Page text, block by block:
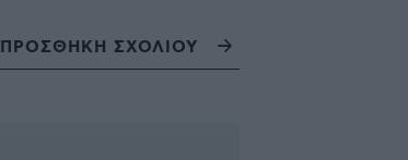
ΠΡΟΣΘΗΚΗ ΣΧΟΛΙΟΥ